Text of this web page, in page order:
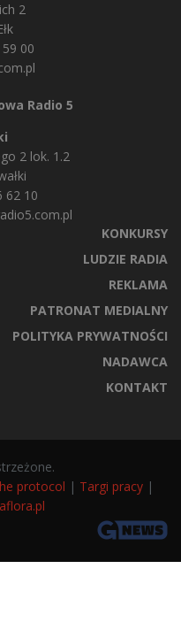
2
00
Radio 5
2 lok. 1.2
62 10
KONKURSY
LUDZIE RADIA
REKLAMA
PATRONAT MEDIALNY
POLITYKA PRYWATNOŚCI
NADAWCA
KONTAKT
protocol | Targi pracy |